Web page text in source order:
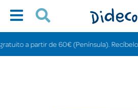
a partir de 60€ (Península). Recíbelo en